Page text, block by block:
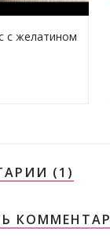
с желатином
(1)